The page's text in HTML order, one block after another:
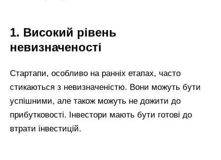
1. Високий рівень
невизначеності
Стартапи, особливо на ранніх етапах, часто
стикаються з невизначеністю. Вони можуть бути
успішними, але також можуть не дожити до
прибутковості. Інвестори мають бути готові до
втрати інвестицій.